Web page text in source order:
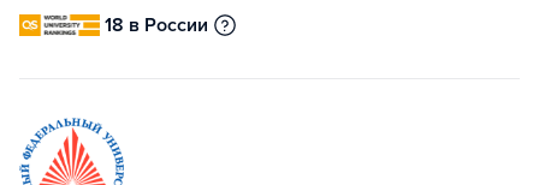
18 в России